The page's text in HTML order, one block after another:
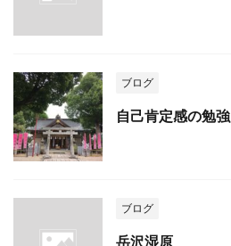
ブログ
自己肯定感の勉強
ブログ
岳沢湿原